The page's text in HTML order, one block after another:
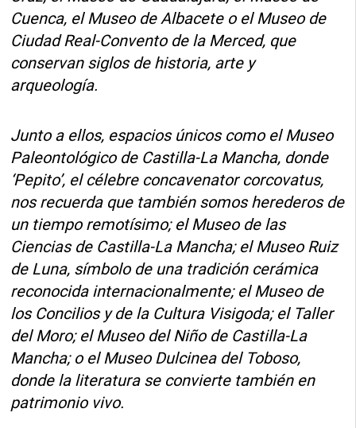
Cuenca, el Museo de Albacete o el Museo de
Ciudad Real-Convento de la Merced, que
conservan siglos de historia, arte y
arqueología.
Junto a ellos, espacios únicos como el Museo
Paleontológico de Castilla-La Mancha, donde
‘Pepito’, el célebre concavenator corcovatus,
nos recuerda que también somos herederos de
un tiempo remotísimo; el Museo de las
Ciencias de Castilla-La Mancha; el Museo Ruiz
de Luna, símbolo de una tradición cerámica
reconocida internacionalmente; el Museo de
los Concilios y de la Cultura Visigoda; el Taller
del Moro; el Museo del Niño de Castilla-La
Mancha; o el Museo Dulcinea del Toboso,
donde la literatura se convierte también en
patrimonio vivo.